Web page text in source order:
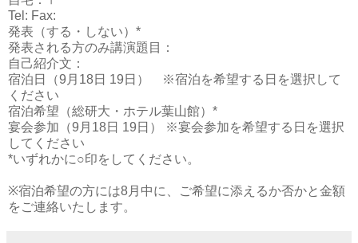
Tel: Fax:
発表（する・しない）*
発表される方のみ講演題目：
自己紹介文：
宿泊日（9月18日 19日） ※宿泊を希望する日を選択して
ください
宿泊希望（総研大・ホテル葉山館）*
宴会参加（9月18日 19日） ※宴会参加を希望する日を選択
してください
*いずれかに○印をしてください。
※宿泊希望の方には8月中に、ご希望に添えるか否かと金額
をご連絡いたします。